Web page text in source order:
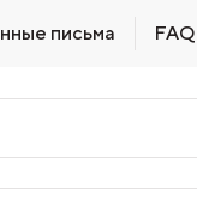
письма FAQ